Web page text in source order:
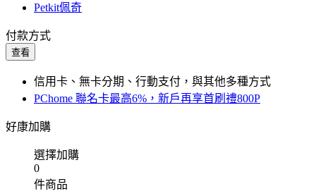
Petkit佩奇
付款方式
查看
信用卡、無卡分期、行動支付，與其他多種方式
PChome 聯名卡最高6%，新戶再享首刷禮800P
好康加購
選擇加購
0
件商品